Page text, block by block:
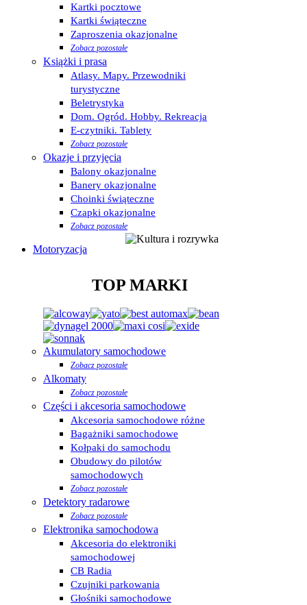
Kartki pocztowe
Kartki świąteczne
Zaproszenia okazjonalne
Zobacz pozostałe
Książki i prasa
Atlasy. Mapy. Przewodniki
turystyczne
Beletrystyka
Dom. Ogród. Hobby. Rekreacja
E-czytniki. Tablety
Zobacz pozostałe
Okazje i przyjęcia
Balony okazjonalne
Banery okazjonalne
Choinki świąteczne
Czapki okazjonalne
Zobacz pozostałe
Motoryzacja
TOP MARKI
Akumulatory samochodowe
Zobacz pozostałe
Alkomaty
Zobacz pozostałe
Części i akcesoria samochodowe
Akcesoria samochodowe różne
Bagażniki samochodowe
Kołpaki do samochodu
Obudowy do pilotów
samochodowych
Zobacz pozostałe
Detektory radarowe
Zobacz pozostałe
Elektronika samochodowa
Akcesoria do elektroniki
samochodowej
CB Radia
Czujniki parkowania
Głośniki samochodowe